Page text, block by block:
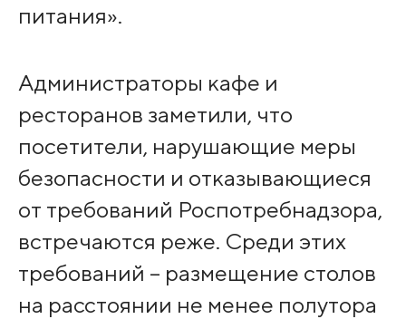
питания».
Администраторы кафе и
ресторанов заметили, что
посетители, нарушающие меры
безопасности и отказывающиеся
от требований Роспотребнадзора,
встречаются реже. Среди этих
требований – размещение столов
на расстоянии не менее полутора